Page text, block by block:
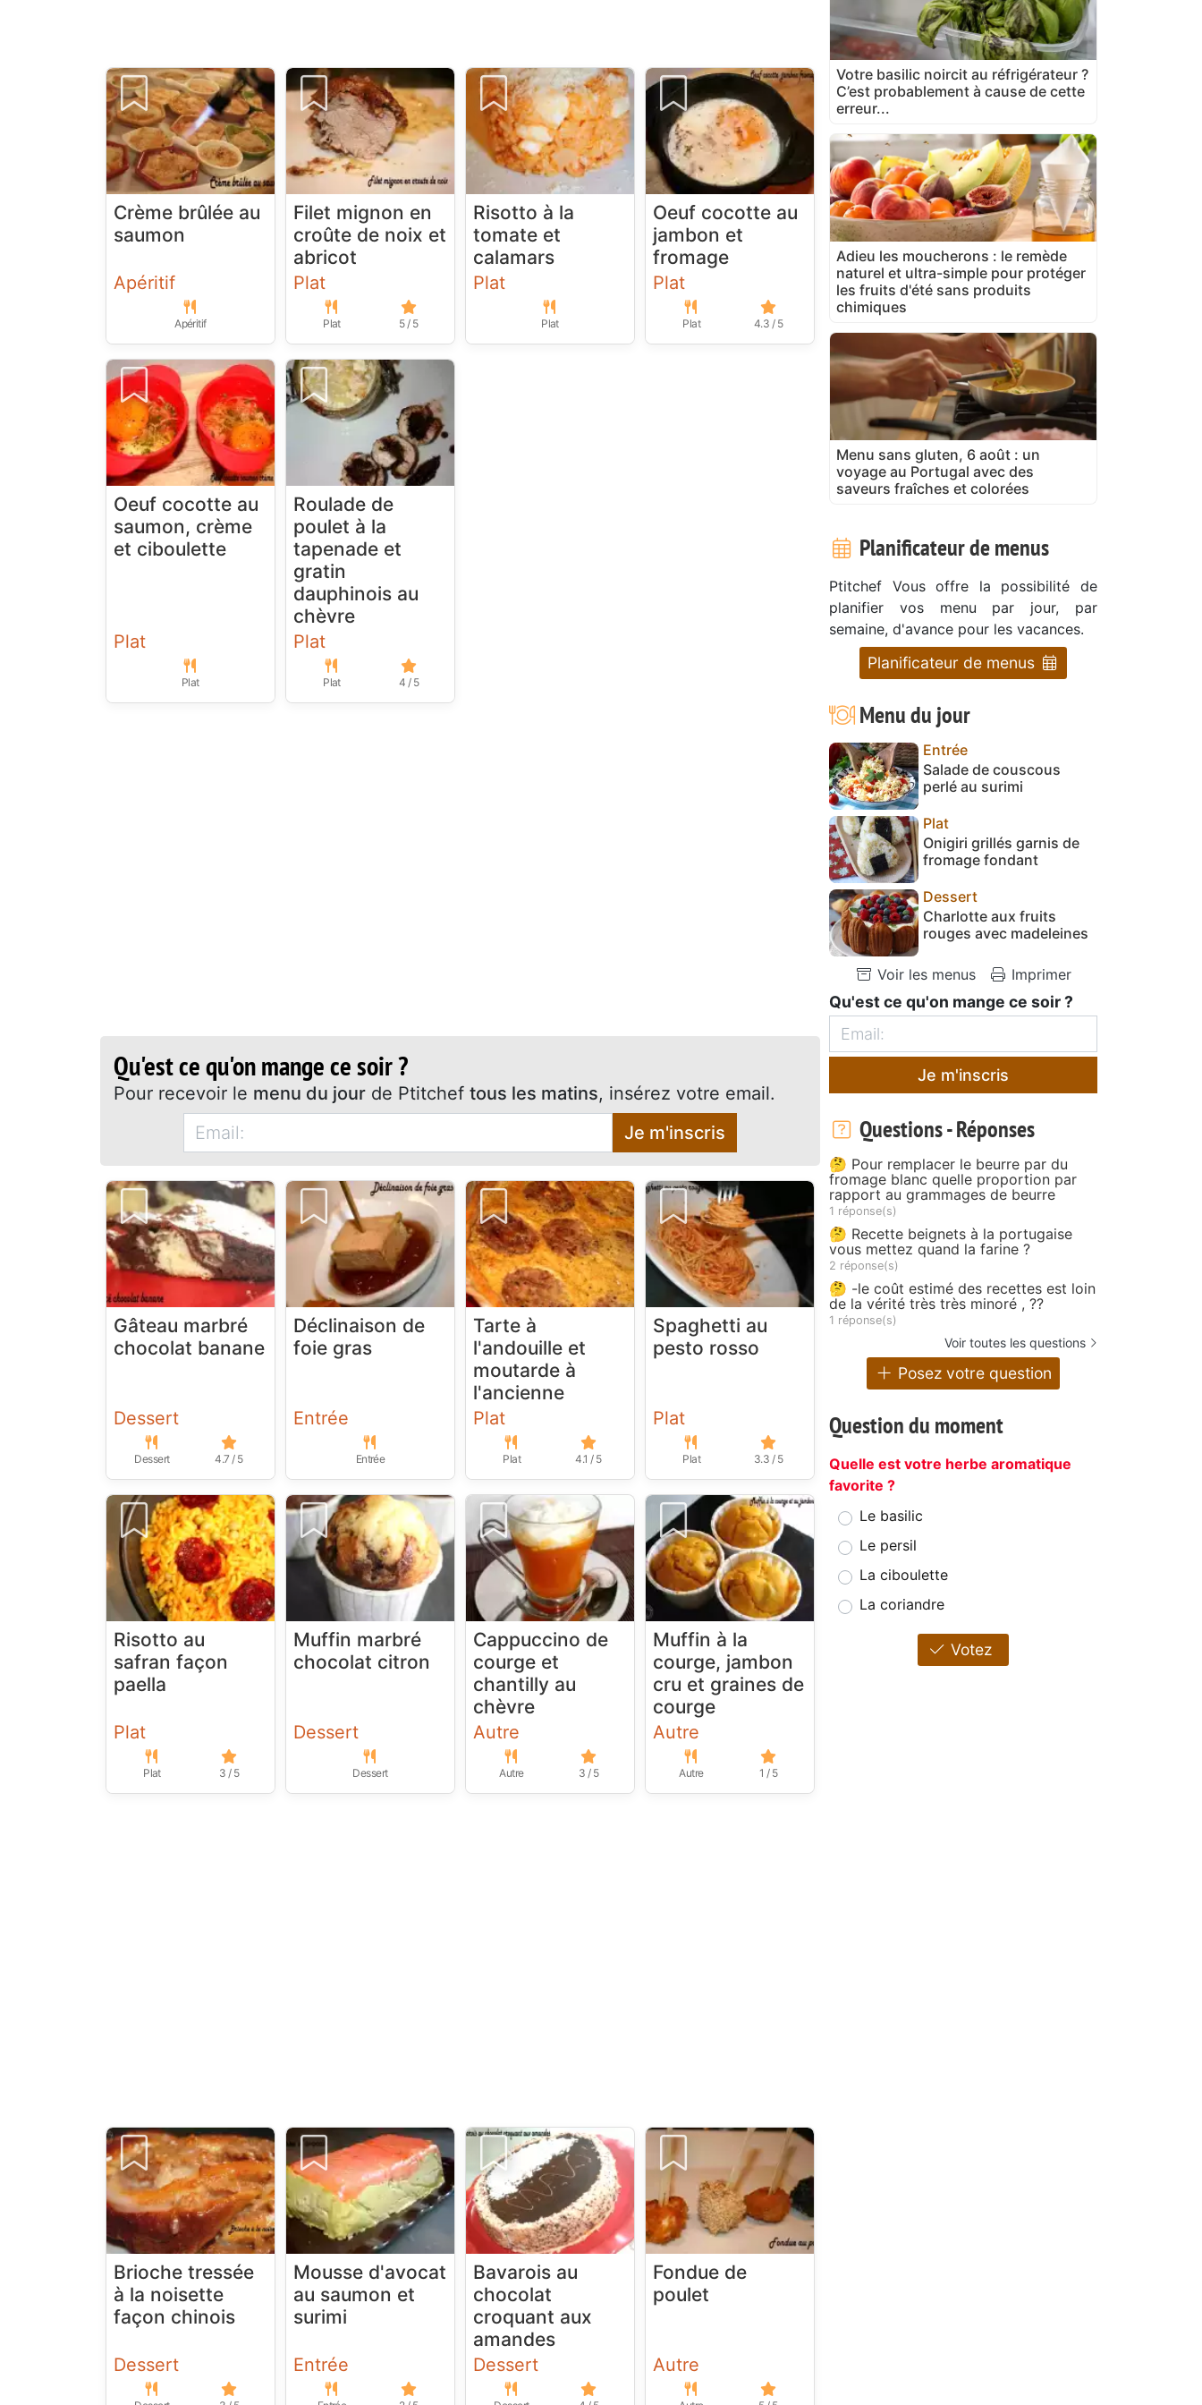
Crème brûlée au
saumon
Apéritif
Apéritif
Filet mignon en
croûte de noix et
abricot
Plat
Plat 5 / 5
Risotto à la
tomate et
calamars
Plat
Plat
Oeuf cocotte au
jambon et
fromage
Plat
Plat 4.3 / 5
Oeuf cocotte au
saumon, crème
et ciboulette
Plat
Plat
Roulade de
poulet à la
tapenade et
gratin
dauphinois au
chèvre
Plat
Plat 4 / 5
Qu'est ce qu'on mange ce soir ?
Pour recevoir le menu du jour de Ptitcheftous les matins, insérez votre email.
Je m'inscris
Gâteau marbré
chocolat banane
Dessert
Dessert 4.7 / 5
Déclinaison de
foie gras
Entrée
Entrée
Tarte à
l'andouille et
moutarde à
l'ancienne
Plat
Plat 4.1 / 5
Spaghetti au
pesto rosso
Plat
Plat 3.3 / 5
Risotto au
safran façon
paella
Plat
Plat 3 / 5
Muffin marbré
chocolat citron
Dessert
Dessert
Cappuccino de
courge et
chantilly au
chèvre
Autre
Autre 3 / 5
Muffin à la
courge, jambon
cru et graines de
courge
Autre
Autre 1 / 5
Brioche tressée
à la noisette
façon chinois
Dessert
Mousse d'avocat
au saumon et
surimi
Entrée
Bavarois au
chocolat
croquant aux
amandes
Dessert
Fondue de
poulet
Autre
Votre basilic noircit au réfrigérateur ?
C’est probablement à cause de cette
erreur...
Adieu les moucherons : le remède
naturel et ultra-simple pour protéger
les fruits d'été sans produits
chimiques
Menu sans gluten, 6 août : un
voyage au Portugal avec des
saveurs fraîches et colorées
Planificateur de menus
Ptitchef Vous offre la possibilité de
planifier vos menu par jour, par
semaine, d'avance pour les vacances.
Planificateur de menus
Menu du jour
Entrée
Salade de couscous
perlé au surimi
Plat
Onigiri grillés garnis de
fromage fondant
Dessert
Charlotte aux fruits
rouges avec madeleines
Voir les menus Imprimer
Qu'est ce qu'on mange ce soir ?
Je m'inscris
Questions - Réponses
🤔 Pour remplacer le beurre par du
fromage blanc quelle proportion par
rapport au grammages de beurre
1 réponse(s)
🤔 Recette beignets à la portugaise
vous mettez quand la farine ?
2 réponse(s)
🤔 -le coût estimé des recettes est loin
de la vérité très très minoré , ??
1 réponse(s)
Voir toutes les questions
Posez votre question
Question du moment
Quelle est votre herbe aromatique
favorite ?
Le basilic
Le persil
La ciboulette
La coriandre
Votez